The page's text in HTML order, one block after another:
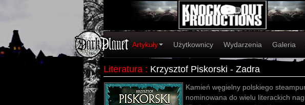
Artykuły Użytkownicy Wydarzenia Galeria
Literatura : Krzysztof Piskorski - Zadra
Kamień węgielny polskiego
nominowana do wielu literackich